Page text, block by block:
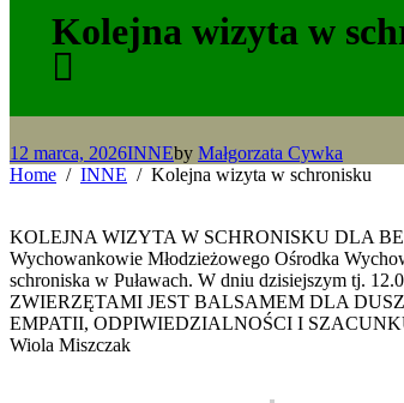
Kolejna wizyta w
12 marca, 2026INNEby Małgorzata Cywka
Home
INNE Kolejna wizyta w schronisku
KOLEJNA WIZYTA W SCHRONISKU DLA
Wychowankowie Młodzieżowego Ośrodka
schroniska w Puławach. W dniu dzisiejszym tj.
ZWIERZĘTAMI JEST BALSAMEM DLA
EMPATII, ODPIWIEDZIALNOŚCI I
Wiola Miszczak